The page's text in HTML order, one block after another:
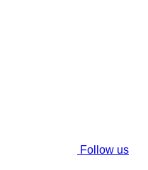
Follow us